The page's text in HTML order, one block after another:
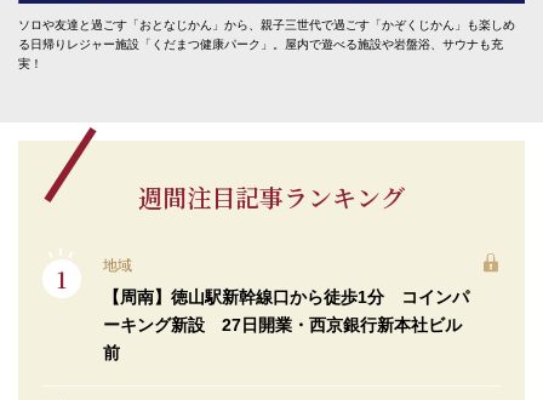
ソロや友達と過ごす「おとなじかん」から、親子三世代で過ごす「かぞくじかん」も楽しめ
る日帰りレジャー施設「くだまつ健康パーク」。屋内で遊べる施設や岩盤浴、サウナも充
実！
週間注目記事ランキング
地域
【周南】徳山駅新幹線口から徒歩1分 コインパ
ーキング新設 27日開業・西京銀行新本社ビル
前